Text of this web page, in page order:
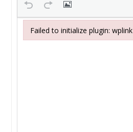
Failed to initialize plugin: wplink
Failed to initialize plugin: wplink